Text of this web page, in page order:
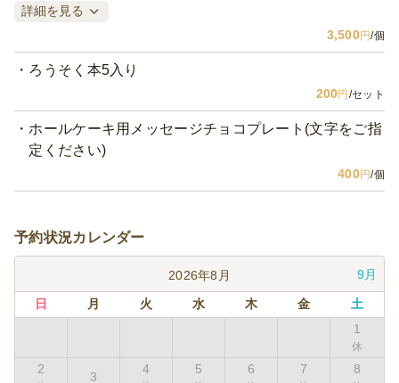
詳細を見る
3,500円/個
ろうそく本5入り
200円 /セット
ホールケーキ用メッセージチョコプレート(文字をご指
定ください)
400円/個
予約状況カレンダー
2026年8月 9月
日 月 火 水 木 金
土
1
2
3
4 5 6 7 8